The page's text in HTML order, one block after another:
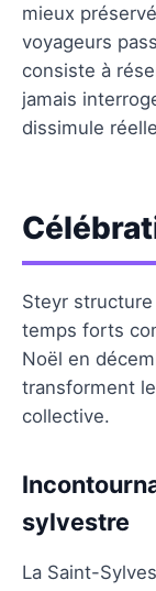
Questions
mieux
voyageurs
consiste à
jamais
dissimule
Steyr
temps forts
Noël en
transforment
collective.
sylvestre
La Saint-